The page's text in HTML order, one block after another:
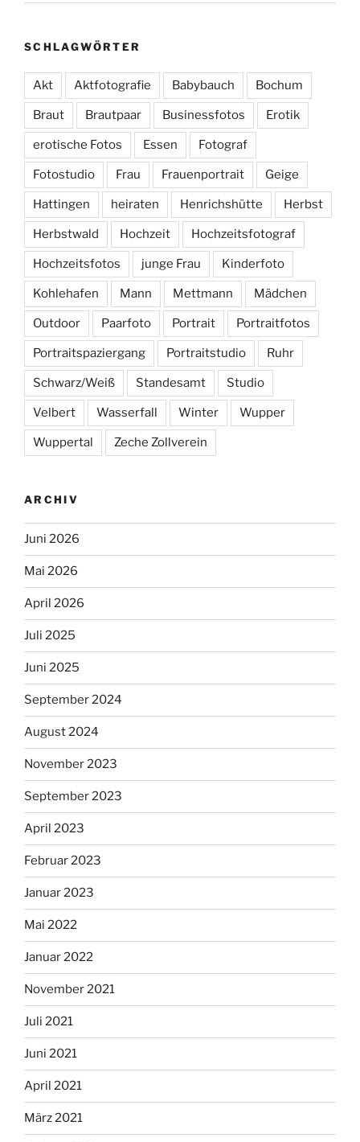
SCHLAGWÖRTER
Akt Aktfotografie Babybauch Bochum
Braut Brautpaar Businessfotos Erotik
erotische Fotos Essen Fotograf
Fotostudio Frau Frauenportrait Geige
Hattingen heiraten Henrichshütte Herbst
Herbstwald Hochzeit Hochzeitsfotograf
Hochzeitsfotos junge Frau Kinderfoto
Kohlehafen Mann Mettmann Mädchen
Outdoor Paarfoto Portrait Portraitfotos
Portraitspaziergang Portraitstudio Ruhr
Schwarz/Weiß Standesamt Studio
Velbert Wasserfall Winter Wupper
Wuppertal Zeche Zollverein
ARCHIV
Juni 2026
Mai 2026
April 2026
Juli 2025
Juni 2025
September 2024
August 2024
November 2023
September 2023
April 2023
Februar 2023
Januar 2023
Mai 2022
Januar 2022
November 2021
Juli 2021
Juni 2021
April 2021
März 2021